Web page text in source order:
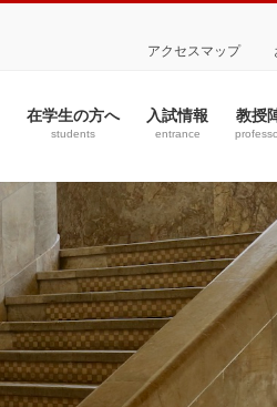
アクセスマップ
在学生の方へ
students
入試情報
entrance
教授